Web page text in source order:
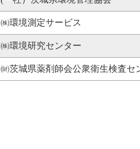
㈱環境測定サービス
㈱環境研究センター
㈶茨城県薬剤師会公衆衛生検査セ